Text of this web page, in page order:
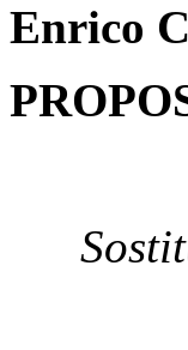
Enrico